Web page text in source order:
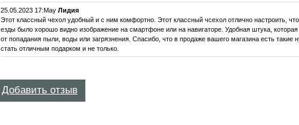
25.05.2023 17:May Лидия
Этот классный чехол удобный и с ним комфортно. Этот классный чсехол отлично настроить,
езды было хорошо видно изображение на смартфоне или на навигаторе. Удобная штука,
от попадания пыли, воды или загрязнения. Спасибо, что в продаже вашего магазина есть
стать отличным подарком и не только.
Добавить отзыв